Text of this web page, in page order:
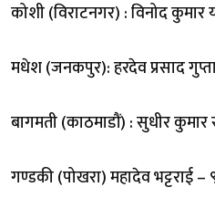
कोशी (विराटनगर) : विनोद
मधेश (जनकपुर): हरदेव प्रसाद
बागमती (काठमाडौं) : सुधीर
गण्डकी (पोखरा) महादेव भट्टराई